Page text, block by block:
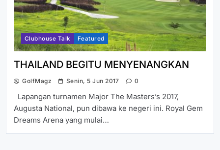
Clubhouse Talk Featured
THAILAND BEGITU MENYENANGKAN
GolfMagz Senin, 5 Jun 2017 0
Lapangan turnamen Major The Masters’s 2017,
Augusta National, pun dibawa ke negeri ini. Royal Gem
Dreams Arena yang mulai…